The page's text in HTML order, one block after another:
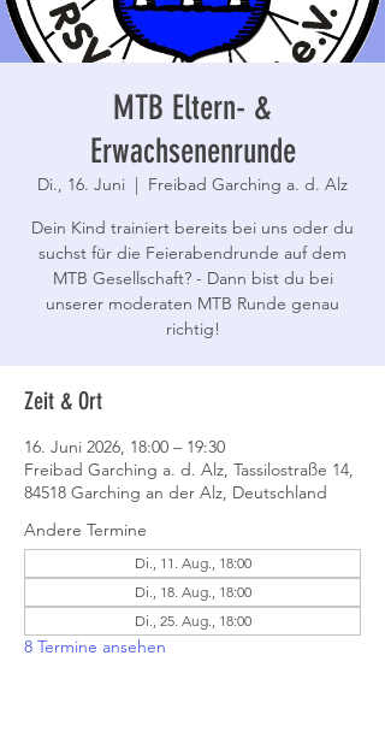
MTB Eltern- &
Erwachsenenrunde
Di., 16. Juni
  |
Freibad Garching a. d. Alz
Dein Kind trainiert bereits bei uns oder du
suchst für die Feierabendrunde auf dem
MTB Gesellschaft? - Dann bist du bei
unserer moderaten MTB Runde genau
richtig!
Zeit & Ort
16. Juni 2026, 18:00 – 19:30
Freibad Garching a. d. Alz, Tassilostraße 14,
84518 Garching an der Alz, Deutschland
Andere Termine
Di., 11. Aug., 18:00
Di., 18. Aug., 18:00
Di., 25. Aug., 18:00
8 Termine ansehen